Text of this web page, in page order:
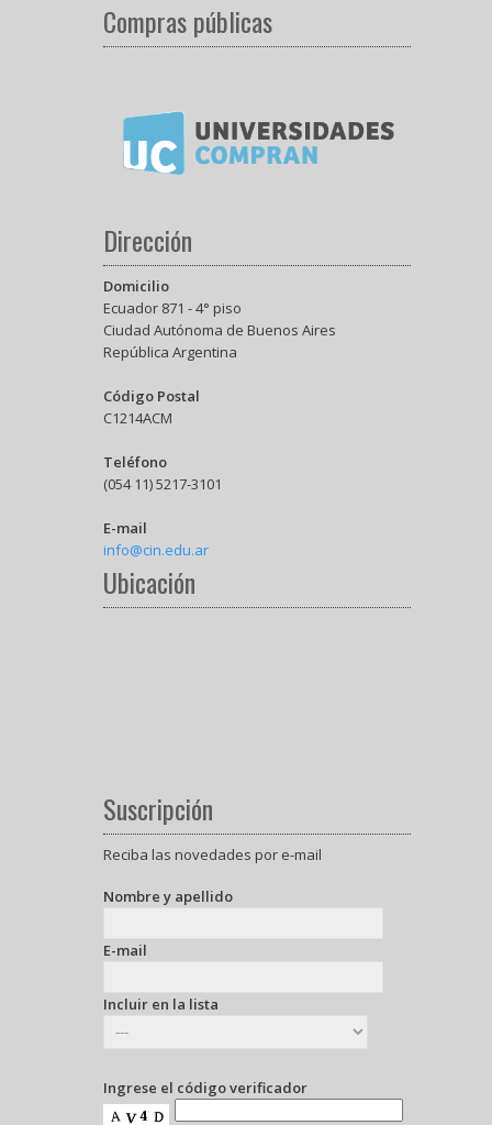
Compras públicas
Dirección
Domicilio
Ecuador 871 - 4° piso
Ciudad Autónoma de Buenos Aires
República Argentina
Código Postal
C1214ACM
Teléfono
(054 11) 5217-3101
E-mail
info@cin.edu.ar
Ubicación
Suscripción
Reciba las novedades por e-mail
Nombre y apellido
E-mail
Incluir en la lista
Ingrese el código verificador